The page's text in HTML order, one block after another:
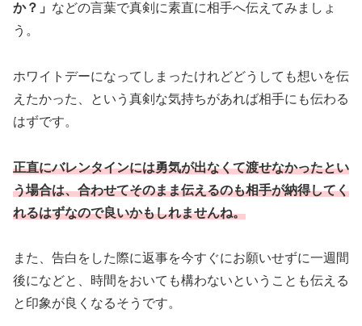
か？」 などの言葉で真剣に素直に相手へ伝えてみましょ
う。
ホワイトデーになってしまったけれどどうしても想いを伝
えたかった、という真剣な気持ちがあれば相手にも伝わる
はずです。
正直にバレンタインには勇気が出なくて渡せなかったとい
う場合は、合わせてそのまま伝えるのも相手が納得してく
れるはずなので良いかもしれませんね。
また、告白をした際に返事を今すぐにお願いせずに一週間
後になどと、時間をおいても構わないということも伝える
と印象が良くなるそうです。